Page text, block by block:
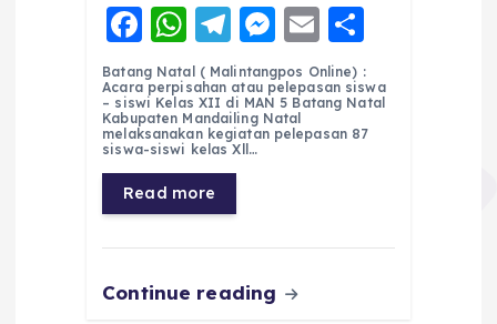
F
a
c
e
b
o
o
W
h
a
ts
A
p
p
T
el
e
g
r
m
M
e
ss
e
er
E
m
ai
l
h
a
re
Batang Natal ( Malintangpos Online) :
Acara perpisahan atau pelepasan siswa
– siswi Kelas XII di MAN 5 Batang Natal
Kabupaten Mandailing Natal
melaksanakan kegiatan pelepasan 87
siswa-siswi kelas Xll…
Read more
Continue reading